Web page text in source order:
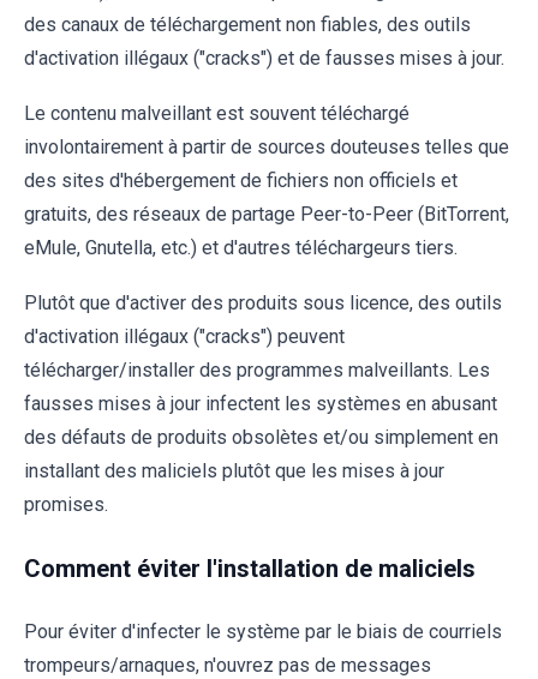
des canaux de téléchargement non fiables, des outils
d'activation illégaux ("cracks") et de fausses mises à jour.
Le contenu malveillant est souvent téléchargé
involontairement à partir de sources douteuses telles que
des sites d'hébergement de fichiers non officiels et
gratuits, des réseaux de partage Peer-to-Peer (BitTorrent,
eMule, Gnutella, etc.) et d'autres téléchargeurs tiers.
Plutôt que d'activer des produits sous licence, des outils
d'activation illégaux ("cracks") peuvent
télécharger/installer des programmes malveillants. Les
fausses mises à jour infectent les systèmes en abusant
des défauts de produits obsolètes et/ou simplement en
installant des maliciels plutôt que les mises à jour
promises.
Comment éviter l'installation de maliciels
Pour éviter d'infecter le système par le biais de courriels
trompeurs/arnaques, n'ouvrez pas de messages